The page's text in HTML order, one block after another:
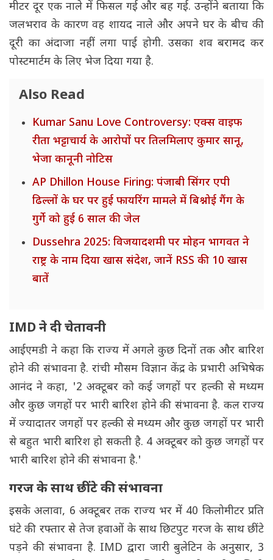
मीटर दूर एक नाले में फिसल गई और बह गई. उन्होंने बताया कि
जलभराव के कारण वह शायद नाले और अपने घर के बीच की
दूरी का अंदाजा नहीं लगा पाई होगी. उसका शव बरामद कर
पोस्टमार्टम के लिए भेज दिया गया है.
Also Read
Kumar Sanu Love Controversy: एक्स वाइफ
रीता भट्टाचार्य के आरोपों पर तिलमिलाए कुमार सानू,
भेजा कानूनी नोटिस
AP Dhillon House Firing: पंजाबी सिंगर एपी
ढिल्लों के घर पर हुई फायरिंग मामले में बिश्नोई गैंग के
गुर्गे को हुई 6 साल की जेल
Dussehra 2025: विजयादशमी पर मोहन भागवत ने
राष्ट्र के नाम दिया खास संदेश, जानें RSS की 10 खास
बातें
IMD ने दी चेतावनी
आईएमडी ने कहा कि राज्य में अगले कुछ दिनों तक और बारिश
होने की संभावना है. रांची मौसम विज्ञान केंद्र के प्रभारी अभिषेक
आनंद ने कहा, '2 अक्टूबर को कई जगहों पर हल्की से मध्यम
और कुछ जगहों पर भारी बारिश होने की संभावना है. कल राज्य
में ज्यादातर जगहों पर हल्की से मध्यम और कुछ जगहों पर भारी
से बहुत भारी बारिश हो सकती है. 4 अक्टूबर को कुछ जगहों पर
भारी बारिश होने की संभावना है.'
गरज के साथ छींटे की संभावना
इसके अलावा, 6 अक्टूबर तक राज्य भर में 40 किलोमीटर प्रति
घंटे की रफ्तार से तेज हवाओं के साथ छिटपुट गरज के साथ छींटे
पड़ने की संभावना है. IMD द्वारा जारी बुलेटिन के अनुसार, 3